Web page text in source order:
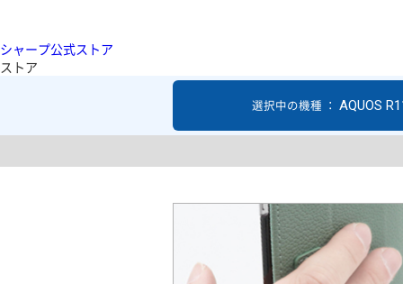
シャープ公式ストア
ストア
選択中の機種 ： AQUOS